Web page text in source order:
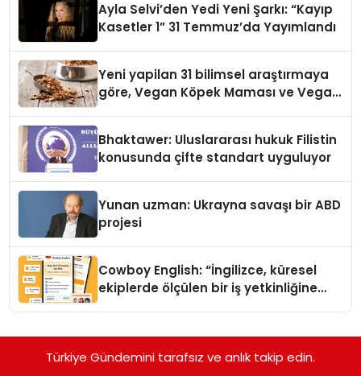
Ayla Selvi’den Yedi Yeni Şarkı: “Kayıp
Kasetler 1” 31 Temmuz’da Yayımlandı
Yeni yapilan 31 bilimsel araştırmaya
göre, Vegan Köpek Maması ve Vegan
Bhaktawer: Uluslararası hukuk Filistin
konusunda çifte standart uyguluyor
Yunan uzman: Ukrayna savaşı bir ABD
projesi
Cowboy English: “İngilizce, küresel
ekiplerde ölçülen bir iş yetkinliğine
Türkiye Gündemini tarafsız ve anlık takip edin.